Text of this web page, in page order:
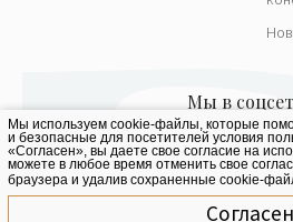
Мы используем cookie-файлы, которые
и безопасные для посетителей условия
«Согласен», вы даете свое согласие на
можете в любое время отменить свое
браузера и удалив сохраненные cookie-
Согласен